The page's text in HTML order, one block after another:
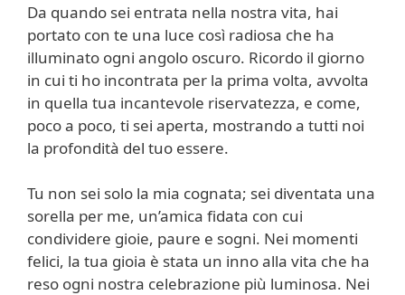
Da quando sei entrata nella nostra vita, hai
portato con te una luce così radiosa che ha
illuminato ogni angolo oscuro. Ricordo il giorno
in cui ti ho incontrata per la prima volta, avvolta
in quella tua incantevole riservatezza, e come,
poco a poco, ti sei aperta, mostrando a tutti noi
la profondità del tuo essere.
Tu non sei solo la mia cognata; sei diventata una
sorella per me, un’amica fidata con cui
condividere gioie, paure e sogni. Nei momenti
felici, la tua gioia è stata un inno alla vita che ha
reso ogni nostra celebrazione più luminosa. Nei